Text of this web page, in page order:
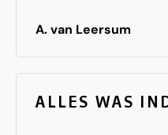
aanrader!!!!
A. van Leersum
ALLES WAS